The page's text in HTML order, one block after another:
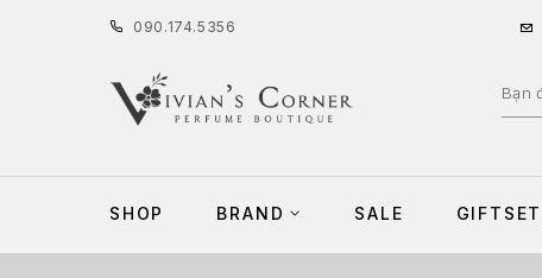
090 .174.5356
SHOP BRAND SALE GIFTSET